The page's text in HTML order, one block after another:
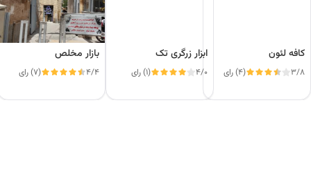
کافه لئون
3/8 (4) رای
ابزار زرگری تک
4/0 (1) رای
بازار مخلص
4/4 (7) رای